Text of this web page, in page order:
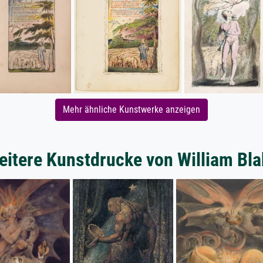
Mehr ähnliche Kunstwerke anzeigen
Kunstdrucke von William